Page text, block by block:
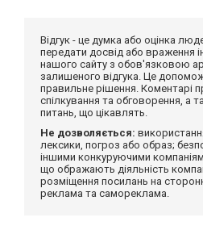
Відгук - це думка або оцінка
передати досвід або враження
нашого сайту з обов'язковою
залишеного відгука. Це
правильне рішення. Коментарі
спілкування та обговорення, а
питань, що цікавлять.
Не дозволяється:
лексики, погроз або образ;
іншими конкуруючими
що ображають діяльність
розміщення посилань на
реклама та самореклама.